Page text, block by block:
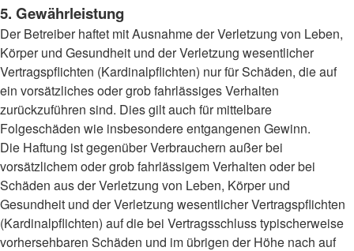
5. Gewährleistung
Der Betreiber haftet mit Ausnahme der Verletzung von Leben,
Körper und Gesundheit und der Verletzung wesentlicher
Vertragspflichten (Kardinalpflichten) nur für Schäden, die auf
ein vorsätzliches oder grob fahrlässiges Verhalten
zurückzuführen sind. Dies gilt auch für mittelbare
Folgeschäden wie insbesondere entgangenen Gewinn.
Die Haftung ist gegenüber Verbrauchern außer bei
vorsätzlichem oder grob fahrlässigem Verhalten oder bei
Schäden aus der Verletzung von Leben, Körper und
Gesundheit und der Verletzung wesentlicher Vertragspflichten
(Kardinalpflichten) auf die bei Vertragsschluss typischerweise
vorhersehbaren Schäden und im übrigen der Höhe nach auf